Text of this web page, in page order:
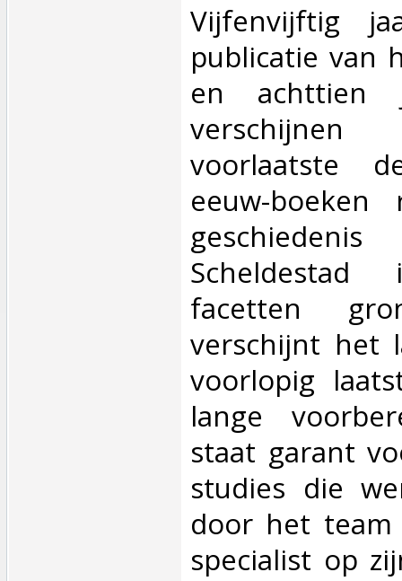
‎Vijfenvijftig
publicatie van
en
voorlaatste
eeuw-
facetten
verschijnt het
voorlopig
lange
staat garant
studies die
door het team
specialist op